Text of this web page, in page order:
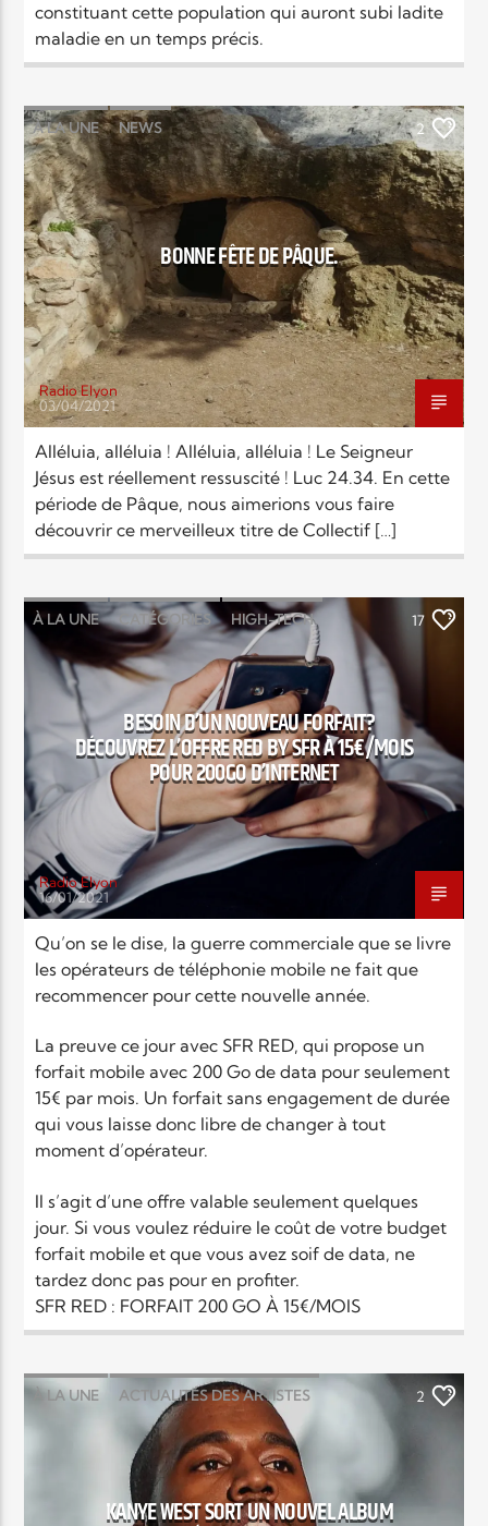
constituant cette population qui auront subi ladite
maladie en un temps précis.
À LA UNE NEWS 2
BONNE FÊTE DE PÂQUE.
Radio Elyon
03/04/2021
Alléluia, alléluia ! Alléluia, alléluia ! Le Seigneur
Jésus est réellement ressuscité ! Luc 24.34. En cette
période de Pâque, nous aimerions vous faire
découvrir ce merveilleux titre de Collectif […]
À LA UNE CATÉGORIES HIGH-TECH
NEWS
17
BESOIN D’UN NOUVEAU FORFAIT?
DÉCOUVREZ L’OFFRE RED BY SFR À 15€/MOIS
POUR 200GO D’INTERNET
Radio Elyon
16/01/2021
Qu’on se le dise, la guerre commerciale que se livre
les opérateurs de téléphonie mobile ne fait que
recommencer pour cette nouvelle année.
La preuve ce jour avec SFR RED, qui propose un
forfait mobile avec 200 Go de data pour seulement
15€ par mois. Un forfait sans engagement de durée
qui vous laisse donc libre de changer à tout
moment d’opérateur.
Il s’agit d’une offre valable seulement quelques
jour. Si vous voulez réduire le coût de votre budget
forfait mobile et que vous avez soif de data, ne
tardez donc pas pour en profiter.
SFR RED : FORFAIT 200 GO À 15€/MOIS
À LA UNE ACTUALITÉS DES ARTISTES
LOUANGE MUSIC MUSIC NEWS
2
KANYE WEST SORT UN NOUVEL ALBUM